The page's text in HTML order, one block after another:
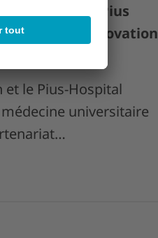
et l'hôpital Pius
d'innovation
et le Pius-Hospital
universitaire